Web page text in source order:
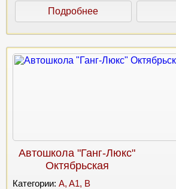
Подробнее
Автошкола "Ганг-Люкс"
Октябрьская
Категории: A, A1, B